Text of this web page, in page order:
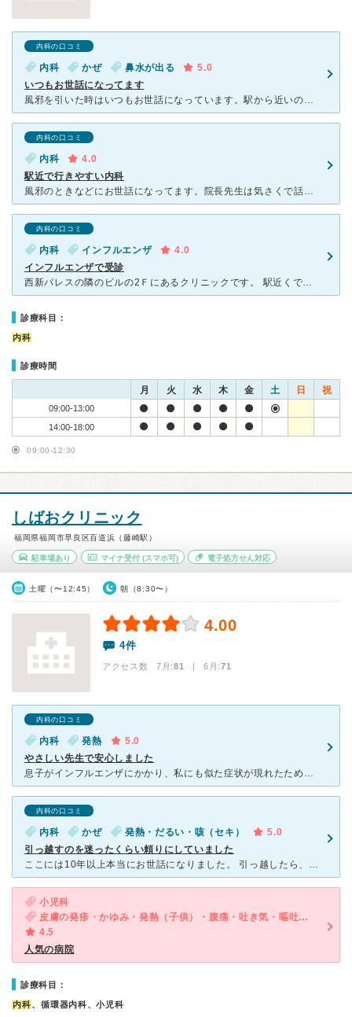
内科の口コミ
内科 かぜ 鼻水が出る
5.0
いつもお世話になってます
風邪を引いた時はいつもお世話になっています。駅から近いので行きやすいし、そんなに待ち時間もないのでスムーズです。 先生もとても話しやすく、相談をするとよく聞いて診断して処方してくださいます。 看護
内科の口コミ
内科
4.0
駅近で行きやすい内科
風邪のときなどにお世話になってます。院長先生は気さくで話しやすい方です。無理しないでねーと声をかけたりしてくれて、嬉しかったです。 病院内でそのまま薬を渡してくれるので、薬局に行く手間が省けます。
内科の口コミ
内科 インフルエンザ
4.0
インフルエンザで受診
西新パレスの隣のビルの2Ｆにあるクリニックです。 駅近くでバス停は目の前とアクセス良好です。 ちなみに皮膚科と歯科が同じフロアにあります。 患者さんの年齢層は幅広い感じで、絵本も置いてあ
診療科目：
内科
診療時間
月 火 水 木 金 土 日 祝
09:00-13:00
14:00-18:00
09:00-12:30
しばおクリニック
福岡県福岡市早良区百道浜（藤崎駅）
駐車場あり マイナ受付(スマホ可) 電子処方せん対応
土曜（〜12:45） 朝（8:30〜）
4.00
4件
アクセス数 7月:81 | 6月:71
内科の口コミ
内科 発熱
5.0
やさしい先生で安心しました
息子がインフルエンザにかかり、私にも似た症状が現れたため受診しました。結果的にはただの風邪で済みましたが、医師としての意見と私の立場に立ってくださった意見とをやさしく説明してくださり、不安が解消されま
内科の口コミ
内科 かぜ 発熱・だるい・咳（セキ）
5.0
引っ越すのを迷ったくらい頼りにしていました
ここには10年以上本当にお世話になりました。 引っ越したら、もしものときに、 しばおクリニックに通えなくなるからずっとここに住みたい、 というくらい頼りにしていました。 （10年以上近所に住ん
小児科
皮膚の発疹・かゆみ・発熱（子供）・腹痛・吐き気・嘔吐（子供）
4.5
人気の病院
診療科目：
内科、循環器内科、小児科